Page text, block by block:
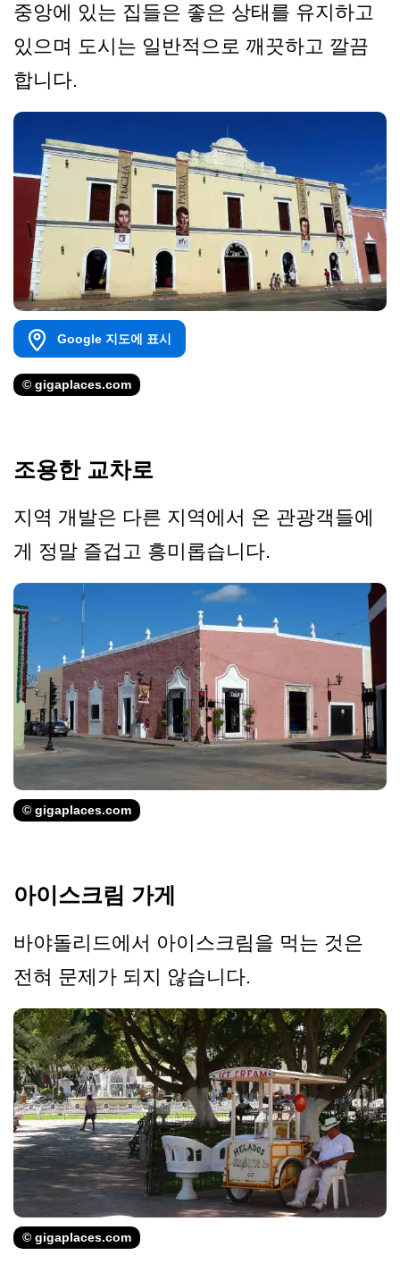
중앙에 있는 집들은 좋은 상태를 유지하고
있으며 도시는 일반적으로 깨끗하고 깔끔
합니다.
Google 지도에 표시
© gigaplaces.com
조용한 교차로
지역 개발은 다른 지역에서 온 관광객들에
게 정말 즐겁고 흥미롭습니다.
© gigaplaces.com
아이스크림 가게
바야돌리드에서 아이스크림을 먹는 것은
전혀 문제가 되지 않습니다.
© gigaplaces.com